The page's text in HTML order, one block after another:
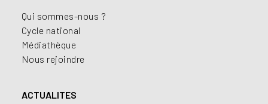
Qui sommes-nous ?
Cycle national
Médiathèque
Nous rejoindre
ACTUALITES